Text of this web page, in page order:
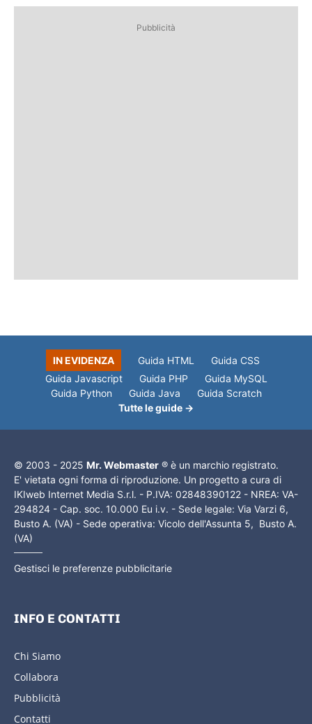
Pubblicità
IN EVIDENZA Guida HTML
Guida CSS
Guida Javascript
Guida PHP
Guida MySQL
Guida Python
Guida Java
Guida Scratch
Tutte le guide →
© 2003 - 2025 Mr. Webmaster ® è un marchio registrato.
E' vietata ogni forma di riproduzione. Un progetto a cura di
IKIweb Internet Media S.r.l. - P.IVA: 02848390122 - NREA: VA-
294824 - Cap. soc. 10.000 Eu i.v. - Sede legale: Via Varzi 6,
Busto A. (VA) - Sede operativa: Vicolo dell'Assunta 5, Busto A.
(VA)
Gestisci le preferenze pubblicitarie
INFO E CONTATTI
Chi Siamo
Collabora
Pubblicità
Contatti